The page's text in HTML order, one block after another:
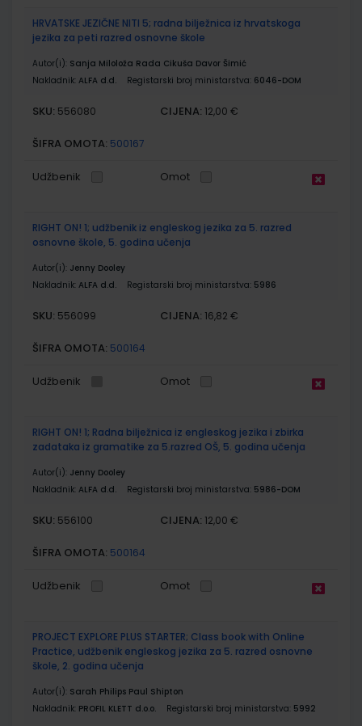
HRVATSKE JEZIČNE NITI 5; radna bilježnica iz hrvatskoga
jezika za peti razred osnovne škole
Autor(i): Sanja Miloloža Rada Cikuša Davor Šimić
Nakladnik: ALFA d.d. Registarski broj ministarstva: 6046-DOM
SKU: 556080 CIJENA: 12,00 €
ŠIFRA OMOTA: 500167
Udžbenik Omot
RIGHT ON! 1; udžbenik iz engleskog jezika za 5. razred
osnovne škole, 5. godina učenja
Autor(i): Jenny Dooley
Nakladnik: ALFA d.d. Registarski broj ministarstva: 5986
SKU: 556099 CIJENA: 16,82 €
ŠIFRA OMOTA: 500164
Udžbenik Omot
RIGHT ON! 1; Radna bilježnica iz engleskog jezika i zbirka
zadataka iz gramatike za 5.razred OŠ, 5. godina učenja
Autor(i): Jenny Dooley
Nakladnik: ALFA d.d. Registarski broj ministarstva: 5986-DOM
SKU: 556100 CIJENA: 12,00 €
ŠIFRA OMOTA: 500164
Udžbenik Omot
PROJECT EXPLORE PLUS STARTER; Class book with Online
Practice, udžbenik engleskog jezika za 5. razred osnovne
škole, 2. godina učenja
Autor(i): Sarah Philips Paul Shipton
Nakladnik: PROFIL KLETT d.o.o. Registarski broj ministarstva: 5992